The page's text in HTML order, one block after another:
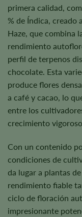
primera calidad,
% de Índica, creado
Haze, que combina
rendimiento
perfil de terpenos
chocolate. Esta
produce flores
a café y cacao, lo
entre los
crecimiento vigoroso.
Con un contenido
condiciones de
da lugar a plantas
rendimiento fiable
ciclo de floración
impresionante